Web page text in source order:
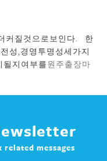
커질것으로보인다. 한
성,경영투명성세가지
될지여부를원주출장마
messages